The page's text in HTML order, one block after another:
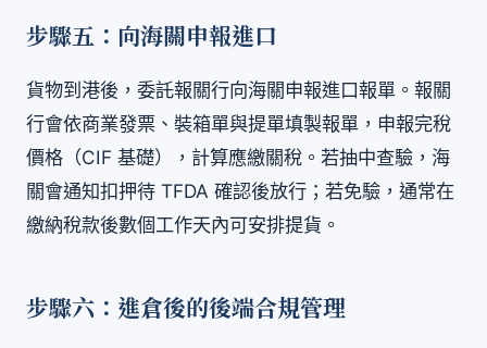
步驟五：向海關申報進口
貨物到港後，委託報關行向海關申報進口報單。報關
行會依商業發票、裝箱單與提單填製報單，申報完稅
價格（CIF 基礎），計算應繳關稅。若抽中查驗，海
關會通知扣押待 TFDA 確認後放行；若免驗，通常在
繳納稅款後數個工作天內可安排提貨。
步驟六：進倉後的後端合規管理